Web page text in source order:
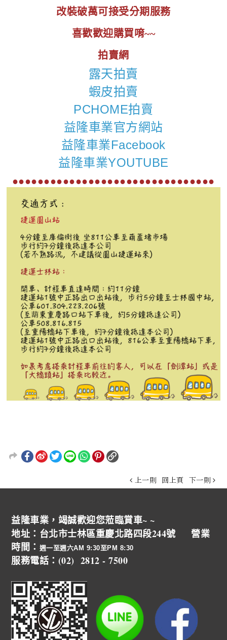
改裝破萬可接受分期服務
喜歡歡迎購買唷~~
拍賣網
露天拍賣
蝦皮拍賣
PCHOME拍賣
益隆車業官方網站
益隆車業Facebook
益隆車業YOUTUBE
●●●●●●●●●●●●●●●●●●●●●●●●●●●●●●●●
上一則 回上頁 下一則
益隆車業，竭誠歡迎您蒞臨賞車~ ~
地址：台北市士林區重慶北路四段244號 營業
時間： 週一至週六AM 9:30至PM 8:30
服務電話：(02) 2812 - 7500